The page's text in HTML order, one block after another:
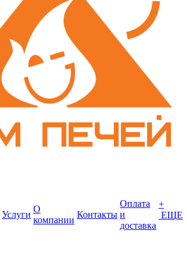
Услуги
О
компании
Контакты
Оплата
и
доставка
+
ЕЩЕ